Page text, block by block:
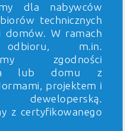
dla nabywców
technicznych
domów. W ramach
m.in.
zgodności
lub domu z
projektem i
z certyfikowanego